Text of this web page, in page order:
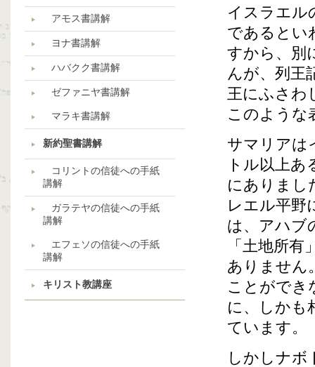
アモス書講解
ヨナ書講解
ハバクク書講解
ゼファニヤ書講解
マラキ書講解
新約聖書講解
コリントの信徒への手紙
講解
ガラテヤの信徒への手紙
講解
エフェソの信徒への手紙
講解
キリスト教講座
イスラエル
であるとい
すから、別
んが、列王
王にふさわ
このような
サマリアは
トル以上
にありまし
レエル平野
は、アハブ
「土地所
ありません
ことができ
に、しかも
ています。
しかしナボ